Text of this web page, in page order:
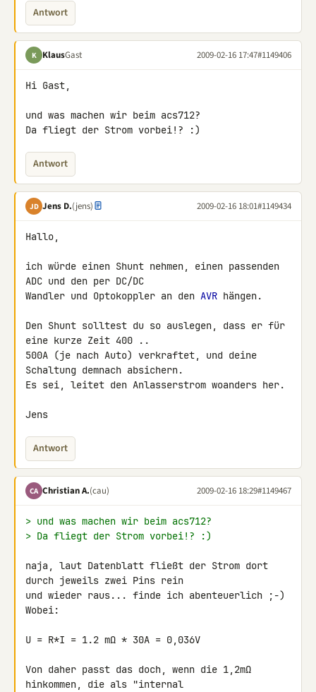
Antwort
K KlausGast 2009-02-16 17:47#1149406
Hi Gast,
und was machen wir beim acs712?
Da fliegt der Strom vorbei!? :)
Antwort
JD Jens D.(jens) 2009-02-16 18:01#1149434
Hallo,
ich würde einen Shunt nehmen, einen passenden
ADC und den per DC/DC
Wandler und Optokoppler an den AVR hängen.
Den Shunt solltest du so auslegen, dass er für
eine kurze Zeit 400 ..
500A (je nach Auto) verkraftet, und deine
Schaltung demnach absichern.
Es sei, leitet den Anlasserstrom woanders her.
Jens
Antwort
CA Christian A.(cau) 2009-02-16 18:29#1149467
> und was machen wir beim acs712?
> Da fliegt der Strom vorbei!? :)
naja, laut Datenblatt fließt der Strom dort
durch jeweils zwei Pins rein
und wieder raus... finde ich abenteuerlich ;-)
Wobei:
U = R*I = 1.2 mΩ * 30A = 0,036V
Von daher passt das doch, wenn die 1,2mΩ
hinkommen, die als "internal